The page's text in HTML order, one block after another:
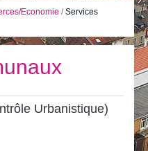
Economie /Services
Urbanistique)